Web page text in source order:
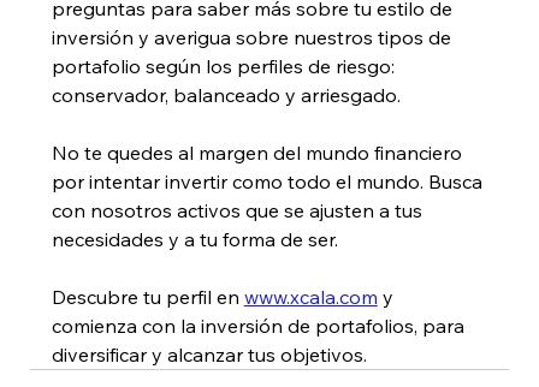
preguntas para saber más sobre tu estilo de
inversión y averigua sobre nuestros tipos de
portafolio según los perfiles de riesgo:
conservador, balanceado y arriesgado.
No te quedes al margen del mundo financiero
por intentar invertir como todo el mundo. Busca
con nosotros activos que se ajusten a tus
necesidades y a tu forma de ser.
Descubre tu perfil en www.xcala.com y
comienza con la inversión de portafolios, para
diversificar y alcanzar tus objetivos.